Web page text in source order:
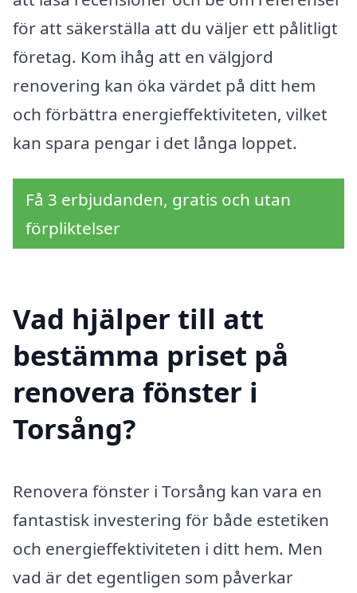
för att säkerställa att du väljer ett pålitligt
företag. Kom ihåg att en välgjord
renovering kan öka värdet på ditt hem
och förbättra energieffektiviteten, vilket
kan spara pengar i det långa loppet.
Få 3 erbjudanden, gratis och utan
förpliktelser
Vad hjälper till att
bestämma priset på
renovera fönster i
Torsång?
Renovera fönster i Torsång kan vara en
fantastisk investering för både estetiken
och energieffektiviteten i ditt hem. Men
vad är det egentligen som påverkar